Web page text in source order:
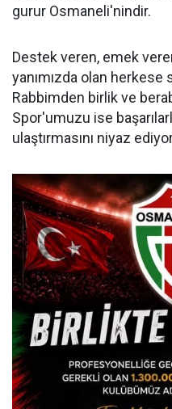
gurur Osmaneli'nindir.
Destek veren, emek
yanımızda olan
Rabbimden birlik ve
Spor'umuzu ise
ulaştırmasını niyaz